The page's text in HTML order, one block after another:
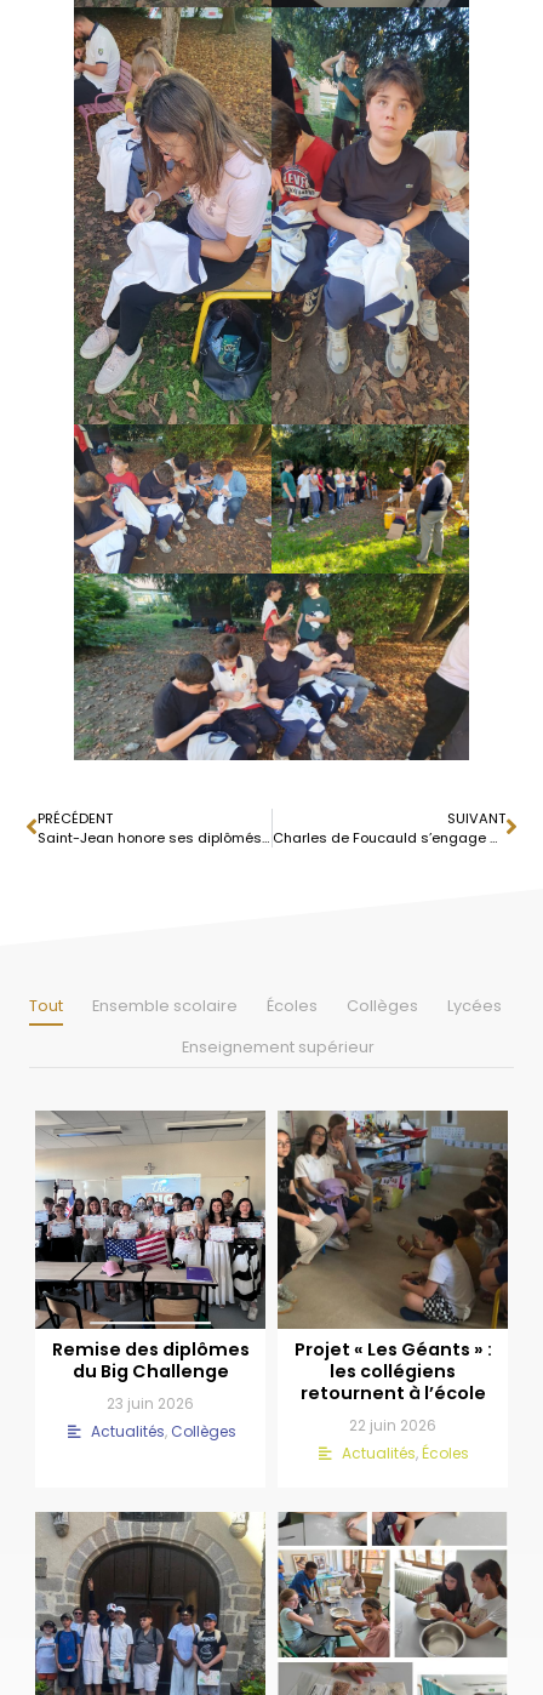
PRÉCÉDENT
Saint-Jean honore ses diplômés lors d’une cérémonie festive
SUIVANT
Charles de Foucauld s’engage pour Octobre Rose
Tout Ensemble scolaire Écoles Collèges
Lycées
Enseignement supérieur
Remise des diplômes
du Big Challenge
23 juin 2026
Actualités, Collèges
Projet « Les Géants » :
les collégiens
retournent à l’école
22 juin 2026
Actualités,Écoles